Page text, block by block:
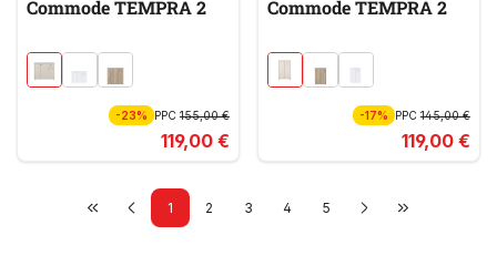
Commode TEMPRA 2
-23% PPC 155,00 €
119,00 €
Commode TEMPRA 2
-17% PPC145,00 €
119,00 €
1 2 3 4 5